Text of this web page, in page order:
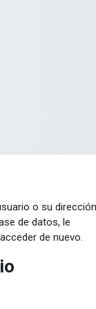
o su
de datos, le
de nuevo.